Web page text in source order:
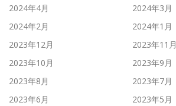
2024年4月
2024年3月
2024年2月
2024年1月
2023年12月
2023年11月
2023年10月
2023年9月
2023年8月
2023年7月
2023年6月
2023年5月